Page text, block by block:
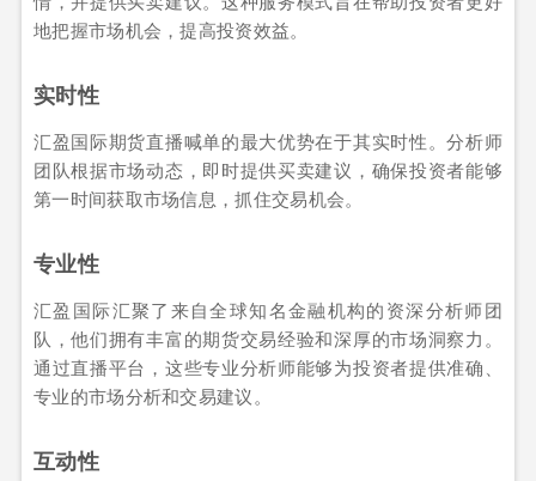
地把握市场机会，提高投资效益。
实时性
汇盈国际期货直播喊单的最大优势在于其实时性。分析师
团队根据市场动态，即时提供买卖建议，确保投资者能够
第一时间获取市场信息，抓住交易机会。
专业性
汇盈国际汇聚了来自全球知名金融机构的资深分析师团
队，他们拥有丰富的期货交易经验和深厚的市场洞察力。
通过直播平台，这些专业分析师能够为投资者提供准确、
专业的市场分析和交易建议。
互动性